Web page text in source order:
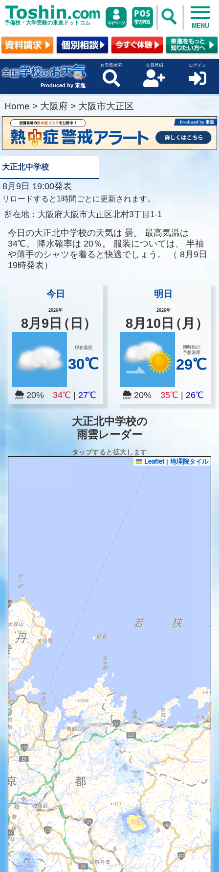
予備校・大学受験の東進ドットコム MENU
Produced by 東進
お天気検索 会員登録 ログイン
Home > 大阪府 > 大阪市大正区
大正北中学校
8月9日 19:00発表
リロードすると1時間ごとに更新されます。
所在地： 大阪府大阪市大正区北村3丁目1-1
今日の大正北中学校の天気は 曇。
最高気温は
34℃。
降水確率は 20％。 服装については、
半袖
や薄手のシャツを着ると快適でしょう。
（ 8月9日
19時発表）
今日
2026年
8月 9 日（日）
現在温度
30℃
20% 34℃ 27℃
明日
2026年
8月 10 日（月）
同時刻の
予想温度
29℃
20%35℃ |26℃
大正北中学校の
雨雲レーダー
タップすると拡大します
Leaflet | 地理院タイル